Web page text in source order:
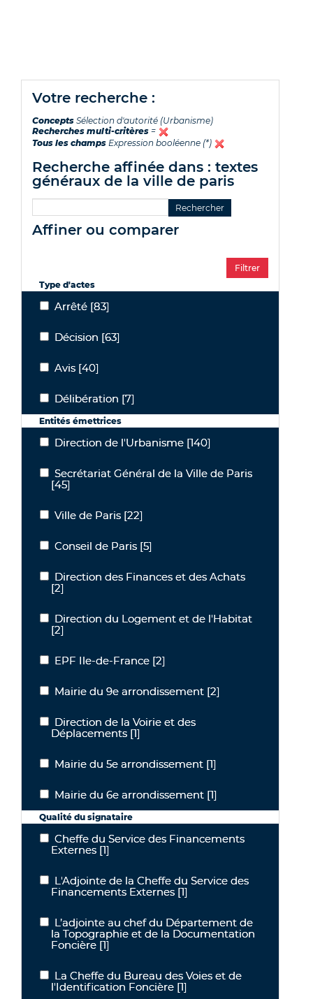
votre recherche :
Concepts Sélection d'autorité (Urbanisme)
Recherches multi-critères =
Tous les champs Expression booléenne (*)
recherche affinée dans : textes
généraux de la ville de paris
affiner ou comparer
Type d'actes
ArrêtéArrêté [83]
Décision
Décision [63]
AvisAvis [40]
Délibération
Délibération [7]
Entités émettrices
Direction de l'Urbanisme
Direction de l'Urbanisme [140]
Secrétariat Général de la Ville de Paris
Secrétariat Général de la Ville de Paris
[45]
Ville de Paris
Ville de Paris [22]
Conseil de Paris
Conseil de Paris [5]
Direction des Finances et des Achats
Direction des Finances et des Achats
[2]
Direction du Logement et de l'Habitat
Direction du Logement et de l'Habitat
[2]
EPF Ile-de-France
EPF Ile-de-France [2]
Mairie du 9e arrondissement
Mairie du 9e arrondissement [2]
Direction de la Voirie et des Déplacements
Direction de la Voirie et des
Déplacements [1]
Mairie du 5e arrondissement
Mairie du 5e arrondissement [1]
Mairie du 6e arrondissement
Mairie du 6e arrondissement [1]
Qualité du signataire
Cheffe du Service des Financements Externes
Cheffe du Service des Financements
Externes [1]
L'Adjointe de la Cheffe du Service des Financements Externes
L'Adjointe de la Cheffe du Service des
Financements Externes [1]
L’adjointe au chef du Département de la Topographie et de la
L’adjointe au chef du Département de
la Topographie et de la Documentation
Foncière [1]
La Cheffe du Bureau des Voies et de l'Identification Foncière
La Cheffe du Bureau des Voies et de
l'Identification Foncière [1]